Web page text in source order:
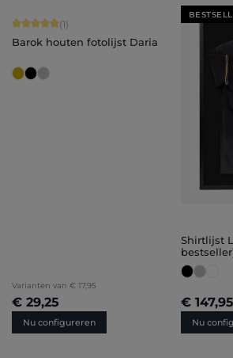
Gemiddelde waardering van 5 van 5 sterren
(1)
Barok houten fotolijst Daria
Varianten van € 17,95
€ 29,25
Nu configureren
Shirtlijst
€ 147,95
Nu